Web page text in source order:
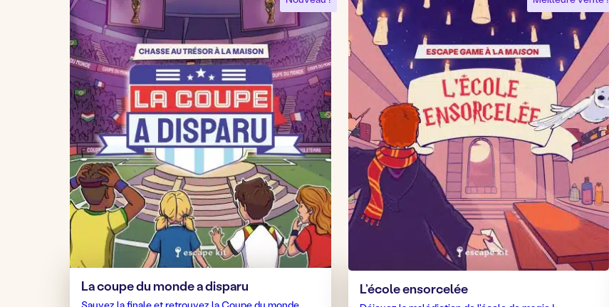
La coupe du monde a disparu L’école ensorcelée